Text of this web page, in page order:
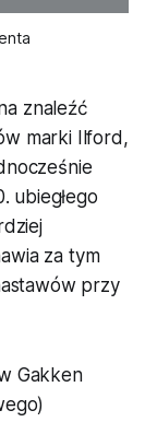
znaleźć
marki Ilford,
ubiegłego
za tym
przy
Gakken